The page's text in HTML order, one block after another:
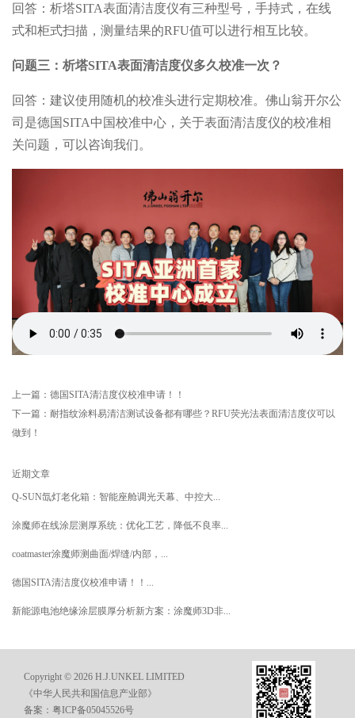
回答：析塔SITA表面清洁度仪有三种型号，手持式，在线
式和柜式扫描，测量结果的RFU值可以进行相互比较。
问题三：析塔SITA表面清洁度仪多久校准一次？
回答：建议使用随机的校准头进行定期校准。佛山翁开尔公
司是德国SITA中国校准中心，关于表面清洁度仪的校准相
关问题，可以咨询我们。
上一篇： 德国SITA清洁度仪校准申请！！
下一篇： 耐指纹涂料易清洁测试设备都有哪些？RFU荧光法表面清洁度仪可以
做到！
近期文章
Q-SUN氙灯老化箱：智能座舱调光天幕、中控大...
涂魔师在线涂层测厚系统：优化工艺，降低不良率...
coatmaster涂魔师测曲面/焊缝/内部，...
德国SITA清洁度仪校准申请！！...
新能源电池绝缘涂层膜厚分析新方案：涂魔师3D非...
Copyright © 2026 H.J.UNKEL LIMITED
《中华人民共和国信息产业部》
备案：粤ICP备05045526号